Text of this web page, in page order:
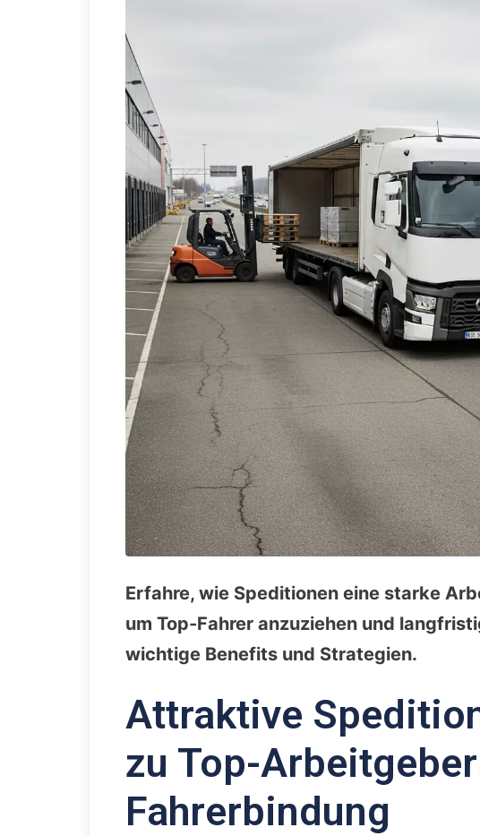
Erfahre, wie Speditionen eine starke
um Top-Fahrer anzuziehen und
wichtige Benefits und Strategien.
Attraktive
zu Top-
Fahrerbindung